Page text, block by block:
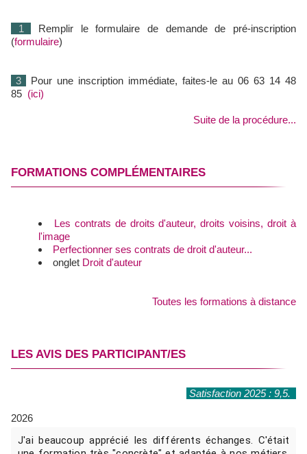
1
Remplir le formulaire de demande de pré-inscription
(formulaire)
3
Pour une inscription immédiate, faites-le au 06 63 14 48
85 (ici)
Suite de la procédure...
FORMATIONS COMPLÉMENTAIRES
Les contrats de droits d'auteur, droits voisins, droit à
l'image
Perfectionner ses contrats de droit d'auteur...
onglet Droit d'auteur
Toutes les formations à distance
LES AVIS DES PARTICIPANT/ES
Satisfaction 2025 : 9,5.
2026
J'ai beaucoup apprécié les différents échanges. C'était